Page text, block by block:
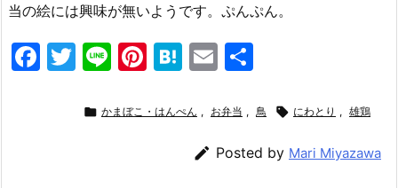
当の絵には興味が無いようです。ぷんぷん。
F
T
itt
Li
e
Pi
er
H
e
a
E
ai
l
 かまぼこ・はんぺん , お弁当 , 鳥  にわとり , 雄鶏
 Posted by Mari Miyazawa